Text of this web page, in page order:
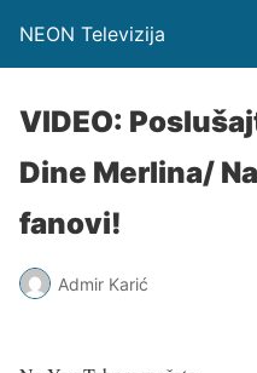
NEON Televizija
VIDEO:
Dine Merlina/
fanovi!
Admir Karić